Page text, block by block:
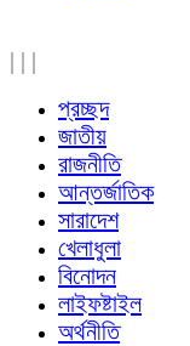
| | |
প্রচ্ছদ
জাতীয়
রাজনীতি
আন্তর্জাতিক
সারাদেশ
খেলাধুলা
বিনোদন
লাইফষ্টাইল
অর্থনীতি